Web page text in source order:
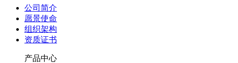
公司简介
愿景使命
组织架构
资质证书
产品中心